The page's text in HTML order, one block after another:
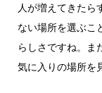
人が増えてきたら
ない場所を選ぶこ
らしさですね。ま
気に入りの場所を